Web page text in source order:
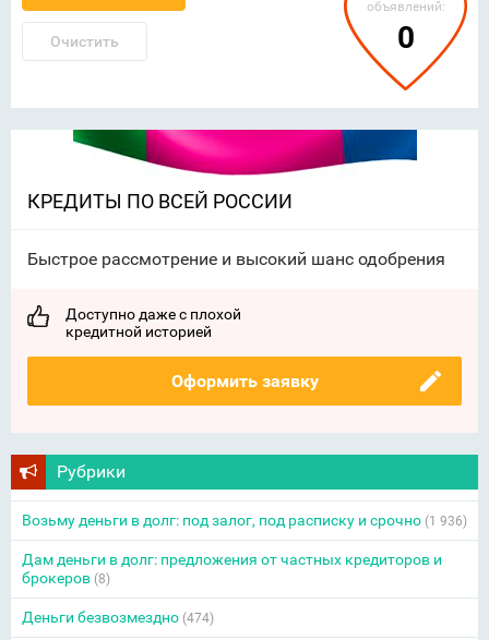
Очистить
объявлений:
0
КРЕДИТЫ ПО ВСЕЙ РОССИИ
Быстрое рассмотрение и высокий шанс одобрения
Доступно даже с плохой
кредитной историей
Оформить заявку
Рубрики
Возьму деньги в долг: под залог, под расписку и срочно (1 936)
Дам деньги в долг: предложения от частных кредиторов и
брокеров (8)
Деньги безвозмездно (474)